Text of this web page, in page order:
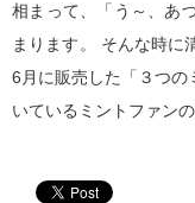
相まって、「う～、あ
まります。 そんな時に
6月に販売した「３つの
いているミントファ